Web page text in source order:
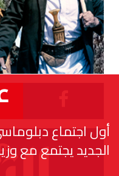
أول اجتماع
الجديد يجتمع مع